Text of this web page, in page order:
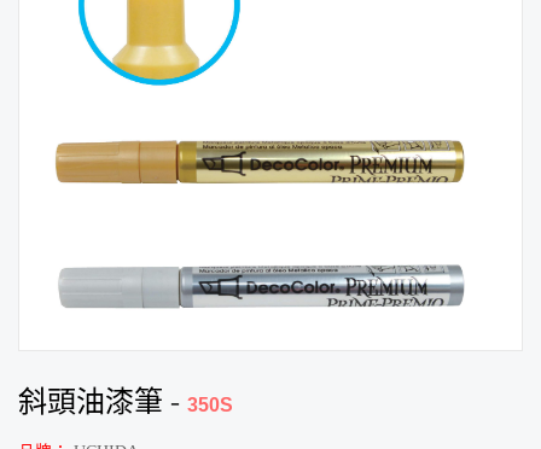
斜頭油漆筆 - 350S